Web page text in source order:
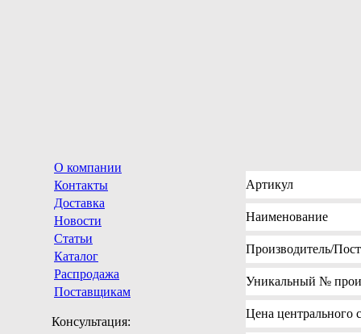
О компании
Контакты
Доставка
Новости
Статьи
Каталог
Распродажа
Поставщикам
Консультация:
Артикул
Наименование
Производитель/
Уникальный №
Цена центрального